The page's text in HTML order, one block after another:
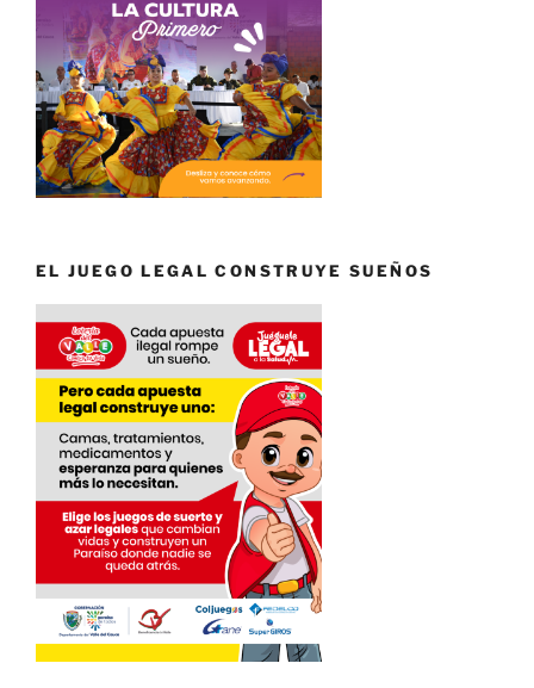
EL JUEGO LEGAL CONSTRUYE SUEÑOS